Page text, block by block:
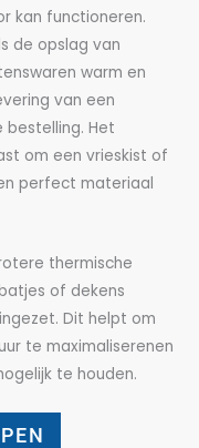
kan functioneren.
de opslag van
warm en
van een
Het
om een vrieskist of
perfect materiaal
thermische
of dekens
Dit helpt om
te maximaliserenen
te houden.